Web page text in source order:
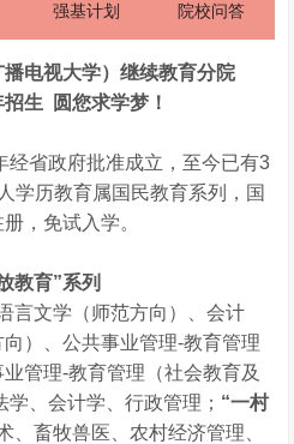
强基计划 院校问答
电视大学）继续教育分院
招生
圆您求学梦！
经省政府批准成立，至今已有3
学历教育属国民教育系列，国
，免试入学。
教育”系列
言文学（师范方向）、会计
）、公共事业管理-教育管理
业管理-教育管理（社会教育及
学、会计学、行政管理； “一村
、畜牧兽医、农村经济管理、